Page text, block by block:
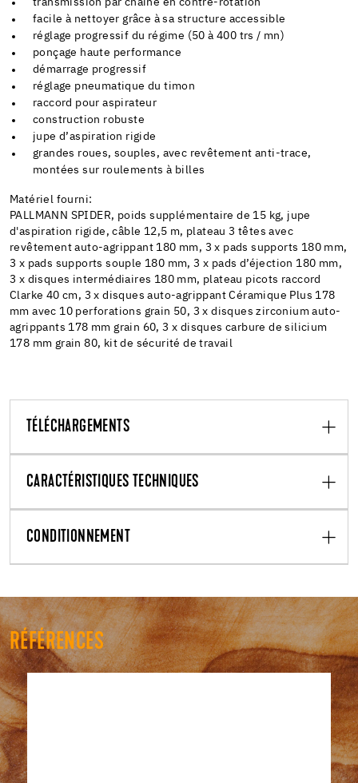
transmission par chaîne en contre-rotation
facile à nettoyer grâce à sa structure accessible
réglage progressif du régime (50 à 400 trs / mn)
ponçage haute performance
démarrage progressif
réglage pneumatique du timon
raccord pour aspirateur
construction robuste
jupe d’aspiration rigide
grandes roues, souples, avec revêtement anti-trace,
montées sur roulements à billes
Matériel fourni:
PALLMANN SPIDER, poids supplémentaire de 15 kg, jupe
d'aspiration rigide, câble 12,5 m, plateau 3 têtes avec
revêtement auto-agrippant 180 mm, 3 x pads supports 180 mm,
3 x pads supports souple 180 mm, 3 x pads d’éjection 180 mm,
3 x disques intermédiaires 180 mm, plateau picots raccord
Clarke 40 cm, 3 x disques auto-agrippant Céramique Plus 178
mm avec 10 perforations grain 50, 3 x disques zirconium auto-
agrippants 178 mm grain 60, 3 x disques carbure de silicium
178 mm grain 80, kit de sécurité de travail
TÉLÉCHARGEMENTS
CARACTÉRISTIQUES TECHNIQUES
CONDITIONNEMENT
RÉFÉRENCES